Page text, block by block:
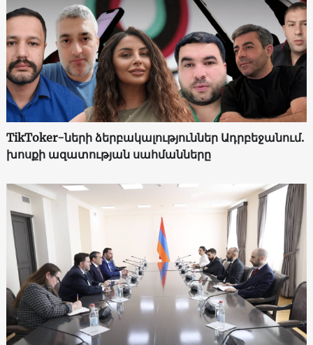
TikToker-ների ձերբակալություններ Ադրբեջանում.
խոսքի ազատության սահմանները